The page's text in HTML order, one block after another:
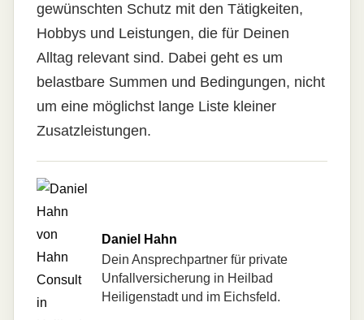
gewünschten Schutz mit den Tätigkeiten,
Hobbys und Leistungen, die für Deinen
Alltag relevant sind. Dabei geht es um
belastbare Summen und Bedingungen, nicht
um eine möglichst lange Liste kleiner
Zusatzleistungen.
Daniel Hahn
Dein Ansprechpartner für private
Unfall­ver­si­che­rung in Heilbad
Heiligenstadt und im Eichsfeld.